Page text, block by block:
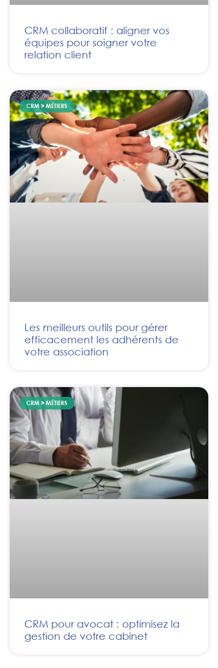
CRM collaboratif : aligner vos
équipes pour soigner votre
relation client
CRM > MÉTIERS
Les meilleurs outils pour gérer
efficacement les adhérents de
votre association
CRM > MÉTIERS
CRM pour avocat : optimisez la
gestion de votre cabinet